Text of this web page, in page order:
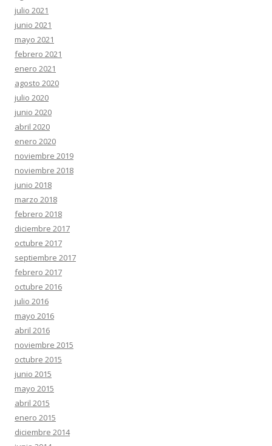
julio 2021
junio 2021
mayo 2021
febrero 2021
enero 2021
agosto 2020
julio 2020
junio 2020
abril 2020
enero 2020
noviembre 2019
noviembre 2018
junio 2018
marzo 2018
febrero 2018
diciembre 2017
octubre 2017
septiembre 2017
febrero 2017
octubre 2016
julio 2016
mayo 2016
abril 2016
noviembre 2015
octubre 2015
junio 2015
mayo 2015
abril 2015
enero 2015
diciembre 2014